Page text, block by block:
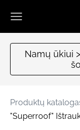
Namų ūkiui
Produktų
"Superroof"